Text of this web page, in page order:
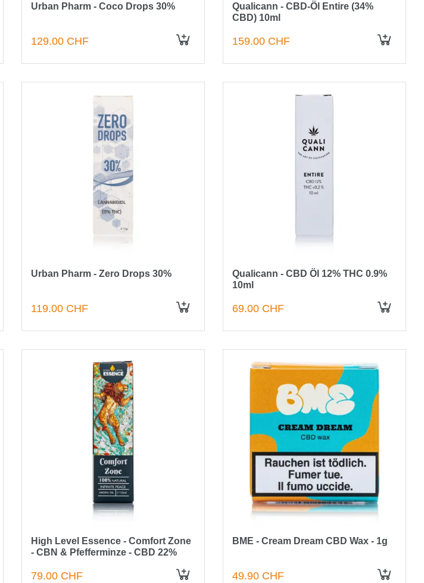
Urban Pharm - Coco Drops 30%
129.00 CHF
Qualicann - CBD-Öl Entire (34%
CBD) 10ml
159.00 CHF
Urban Pharm - Zero Drops 30%
119.00 CHF
Qualicann - CBD Öl 12% THC 0.9%
10ml
69.00 CHF
High Level Essence - Comfort Zone
- CBN & Pfefferminze - CBD 22%
79.00 CHF
BME - Cream Dream CBD Wax - 1g
49.90 CHF